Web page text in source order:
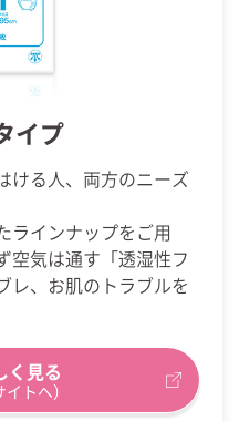
イプ
ける人、両方のニーズ
ラインナップをご用
空気は通す「透湿性フ
レ、お肌のトラブルを
く見る
トへ）